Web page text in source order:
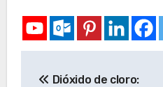
Dióxido de cloro: